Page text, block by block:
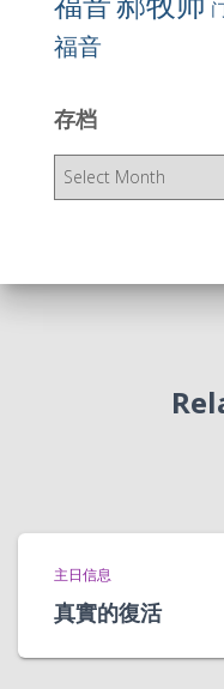
福音
存档
存
主日信息
真實的復活